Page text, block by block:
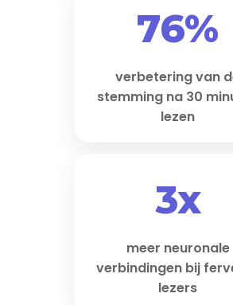
76%
verbetering van
stemming na 30
lezen
3x
meer neuronale
verbindingen bij
lezers